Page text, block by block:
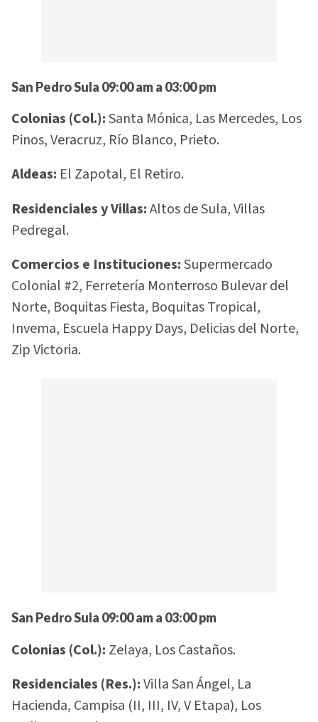
San Pedro Sula 09:00 am a 03:00 pm
Colonias (Col.):Santa Mónica, Las Mercedes, Los
Pinos, Veracruz, Río Blanco, Prieto.
Aldeas: El Zapotal, El Retiro.
Residenciales y Villas:Altos de Sula, Villas
Pedregal.
Comercios e Instituciones:Supermercado
Colonial #2, Ferretería Monterroso Bulevar del
Norte, Boquitas Fiesta, Boquitas Tropical,
Invema, Escuela Happy Days, Delicias del Norte,
Zip Victoria.
San Pedro Sula 09:00 am a 03:00 pm
Colonias (Col.): Zelaya, Los Castaños.
Residenciales (Res.):Villa San Ángel, La
Hacienda, Campisa (II, III, IV, V Etapa), Los